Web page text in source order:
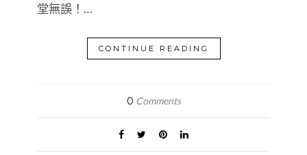
堂無誤！…
CONTINUE READING
0 Comments